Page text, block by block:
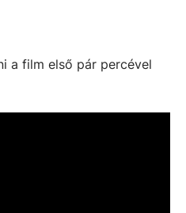
a film első pár percével